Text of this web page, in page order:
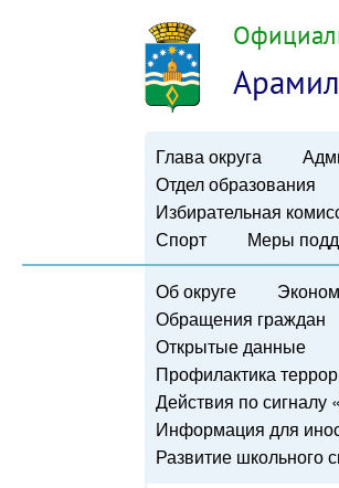
Глава округа
Отдел образования
Избирательная
Спорт
Меры
Об округе
Обращения граждан
Открытые данные
Профилактика
Действия по
Информация для
Развитие школьного